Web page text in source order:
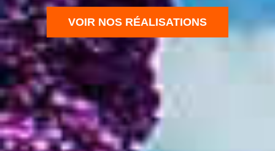
VOIR NOS RÉALISATIONS